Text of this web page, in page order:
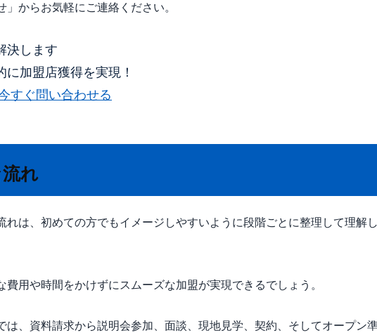
からお気軽にご連絡ください。
決します
加盟店獲得を実現！
すぐ問い合わせる
れ
れは、初めての方でもイメージしやすいように段階ごとに整理して理解
用や時間をかけずにスムーズな加盟が実現できるでしょう。
は、資料請求から説明会参加、面談、現地見学、契約、そしてオープン